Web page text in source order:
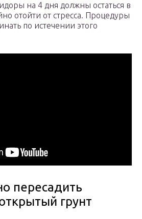
на 4 дня должны остаться в
отойти от стресса. Процедуры
по истечении этого
пересадить
грунт